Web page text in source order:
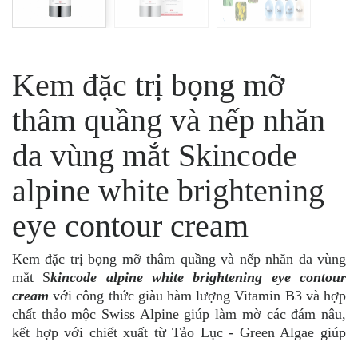
Kem đặc trị bọng mỡ
thâm quầng và nếp nhăn
da vùng mắt Skincode
alpine white brightening
eye contour cream
Kem đặc trị bọng mỡ thâm quầng và nếp nhăn da vùng
mắt Skincode alpine white brightening eye contour
cream với công thức giàu hàm lượng Vitamin B3 và hợp
chất thảo mộc Swiss Alpine giúp làm mờ các đám nâu,
kết hợp với chiết xuất từ Tảo Lục - Green Algae giúp